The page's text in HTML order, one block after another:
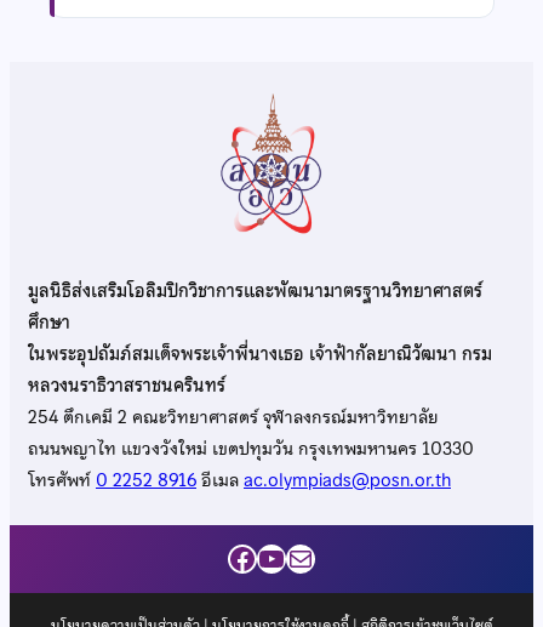
มูลนิธิส่งเสริมโอลิมปิกวิชาการและพัฒนามาตรฐานวิทยาศาสตร์
ศึกษา
ในพระอุปถัมภ์สมเด็จพระเจ้าพี่นางเธอ เจ้าฟ้ากัลยาณิวัฒนา กรม
หลวงนราธิวาสราชนครินทร์
254 ตึกเคมี 2 คณะวิทยาศาสตร์ จุฬาลงกรณ์มหาวิทยาลัย
ถนนพญาไท แขวงวังใหม่ เขตปทุมวัน กรุงเทพมหานคร 10330
โทรศัพท์0 2252 8916อีเมลac.olympiads@posn.or.th
Facebook
YouTube
Mail